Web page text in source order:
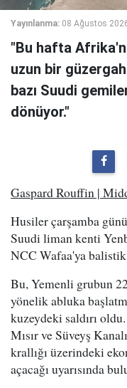
Yayınlanma: 08 Ağustos
"Bu hafta
uzun bir
bazı Suudi
dönüyor."
Gaspard Rouffin |
Husiler çarşamba
Suudi liman kenti
NCC Wafaa'ya
Bu, Yemenli grubun
yönelik abluka
kuzeydeki saldırı
Mısır ve Süveyş
krallığı üzerindeki
açacağı uyarısında